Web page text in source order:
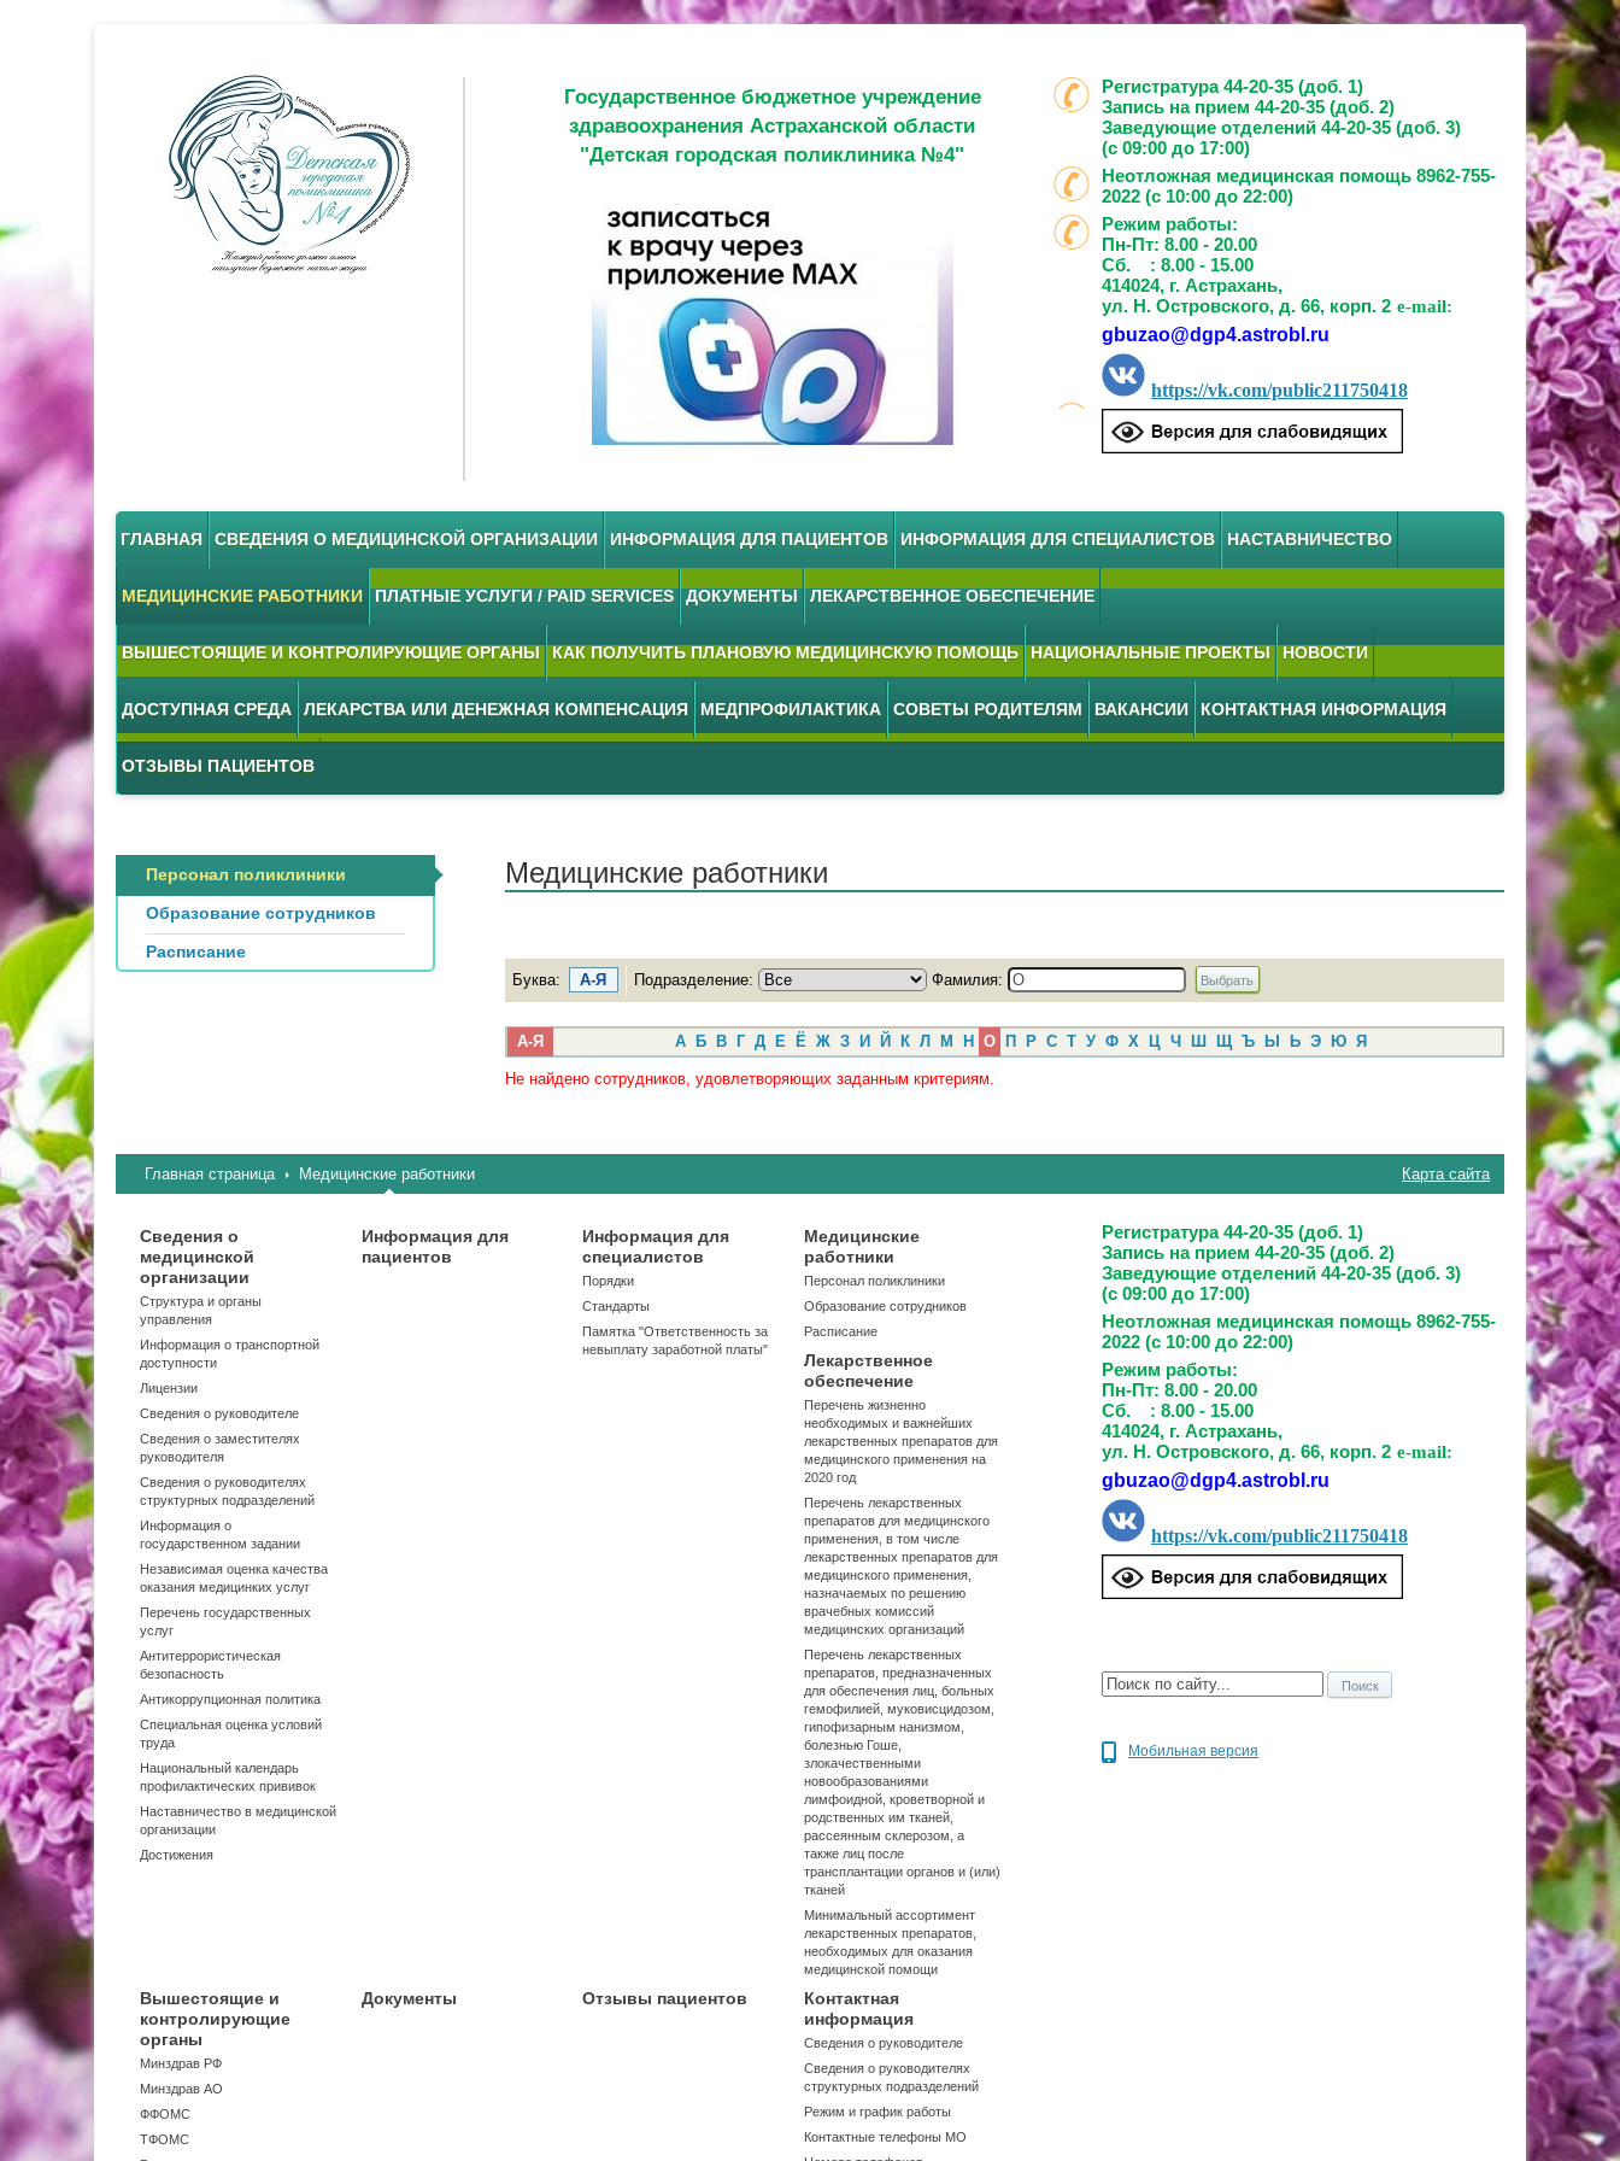
Регистратура 44-20-35 (доб. 1)
Запись на прием 44-20-35 (доб. 2)
Заведующие отделений 44-20-35 (доб. 3)
(с 09:00 до 17:00)
Неотложная медицинская помощь 8962-755-
2022 (с 10:00 до 22:00)
Режим работы:
Пн-Пт: 8.00 - 20.00
Сб. : 8.00 - 15.00
414024, г. Астрахань,
ул. Н. Островского, д. 66, корп. 2 e-mail:
gbuzao@dgp4.astrobl.ru
https://vk.com/public211750418
Государственное бюджетное учреждение
здравоохранения Астраханской области
"Детская городская поликлиника №4"
ГЛАВНАЯ СВЕДЕНИЯ О МЕДИЦИНСКОЙ ОРГАНИЗАЦИИ ИНФОРМАЦИЯ ДЛЯ ПАЦИЕНТОВ ИНФОРМАЦИЯ ДЛЯ СПЕЦИАЛИСТОВ НАСТАВНИЧЕСТВО
МЕДИЦИНСКИЕ РАБОТНИКИ ПЛАТНЫЕ УСЛУГИ / PAID SERVICES ДОКУМЕНТЫ ЛЕКАРСТВЕННОЕ ОБЕСПЕЧЕНИЕ
ВЫШЕСТОЯЩИЕ И КОНТРОЛИРУЮЩИЕ ОРГАНЫ КАК ПОЛУЧИТЬ ПЛАНОВУЮ МЕДИЦИНСКУЮ ПОМОЩЬ НАЦИОНАЛЬНЫЕ ПРОЕКТЫ НОВОСТИ
ДОСТУПНАЯ СРЕДА ЛЕКАРСТВА ИЛИ ДЕНЕЖНАЯ КОМПЕНСАЦИЯ МЕДПРОФИЛАКТИКА СОВЕТЫ РОДИТЕЛЯМ ВАКАНСИИ КОНТАКТНАЯ ИНФОРМАЦИЯ
ОТЗЫВЫ ПАЦИЕНТОВ
Персонал поликлиники
Образование сотрудников
Расписание
Медицинские работники
Буква: А-Я Подразделение: Фамилия:
А-Я А Б В Г Д Е Ё Ж З И Й К Л М Н О П Р С Т У Ф Х Ц Ч Ш Щ Ъ Ы Ь Э Ю Я
Не найдено сотрудников, удовлетворяющих заданным критериям.
Главная страница Медицинские работники Карта сайта
Регистратура 44-20-35 (доб. 1)
Запись на прием 44-20-35 (доб. 2)
Заведующие отделений 44-20-35 (доб. 3)
(с 09:00 до 17:00)
Неотложная медицинская помощь 8962-755-
2022 (с 10:00 до 22:00)
Режим работы:
Пн-Пт: 8.00 - 20.00
Сб. : 8.00 - 15.00
414024, г. Астрахань,
ул. Н. Островского, д. 66, корп. 2 e-mail:
gbuzao@dgp4.astrobl.ru
https://vk.com/public211750418
Мобильная версия
Сведения о
медицинской
организации
Структура и органы
управления
Информация о транспортной
доступности
Лицензии
Сведения о руководителе
Сведения о заместителях
руководителя
Сведения о руководителях
структурных подразделений
Информация о
государственном задании
Независимая оценка качества
оказания медицинких услуг
Перечень государственных
услуг
Антитеррористическая
безопасность
Антикоррупционная политика
Специальная оценка условий
труда
Национальный календарь
профилактических прививок
Наставничество в медицинской
организации
Достижения
Информация для
пациентов
Информация для
специалистов
Порядки
Стандарты
Памятка "Ответственность за
невыплату заработной платы"
Медицинские
работники
Персонал поликлиники
Образование сотрудников
Расписание
Лекарственное
обеспечение
Перечень жизненно
необходимых и важнейших
лекарственных препаратов для
медицинского применения на
2020 год
Перечень лекарственных
препаратов для медицинского
применения, в том числе
лекарственных препаратов для
медицинского применения,
назначаемых по решению
врачебных комиссий
медицинских организаций
Перечень лекарственных
препаратов, предназначенных
для обеспечения лиц, больных
гемофилией, муковисцидозом,
гипофизарным нанизмом,
болезнью Гоше,
злокачественными
новообразованиями
лимфоидной, кроветворной и
родственных им тканей,
рассеянным склерозом, а
также лиц после
трансплантации органов и (или)
тканей
Минимальный ассортимент
лекарственных препаратов,
необходимых для оказания
медицинской помощи
Вышестоящие и
контролирующие
органы
Минздрав РФ
Минздрав АО
ФФОМС
ТФОМС
Документы Отзывы пациентов
Контактная
информация
Сведения о руководителе
Сведения о руководителях
структурных подразделений
Режим и график работы
Контактные телефоны МО